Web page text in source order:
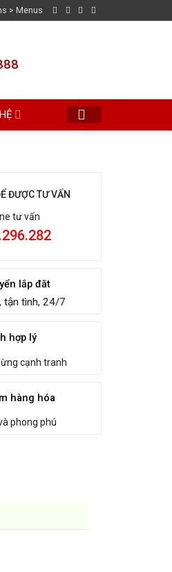
> Menus
ĐƯỢC TƯ VẤN
tư vấn
lắp đăt
tận tình, 24/7
hợp lý
cạnh tranh
hàng hóa
phong phú